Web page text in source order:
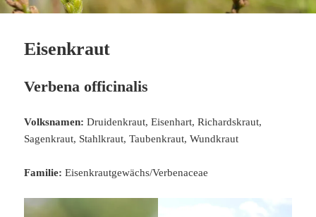
Eisenkraut
Verbena officinalis
Volksnamen:Druidenkraut, Eisenhart, Richardskraut,
Sagenkraut, Stahlkraut, Taubenkraut, Wundkraut
Familie:Eisenkrautgewächs/Verbenaceae